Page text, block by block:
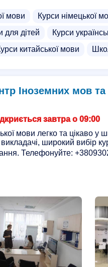
мови Курси німецької
для дітей Курси
китайської мови
Іноземних мов
завтра о 09:00
мови легко та цікаво у
широкий вибір
Телефонуйте: